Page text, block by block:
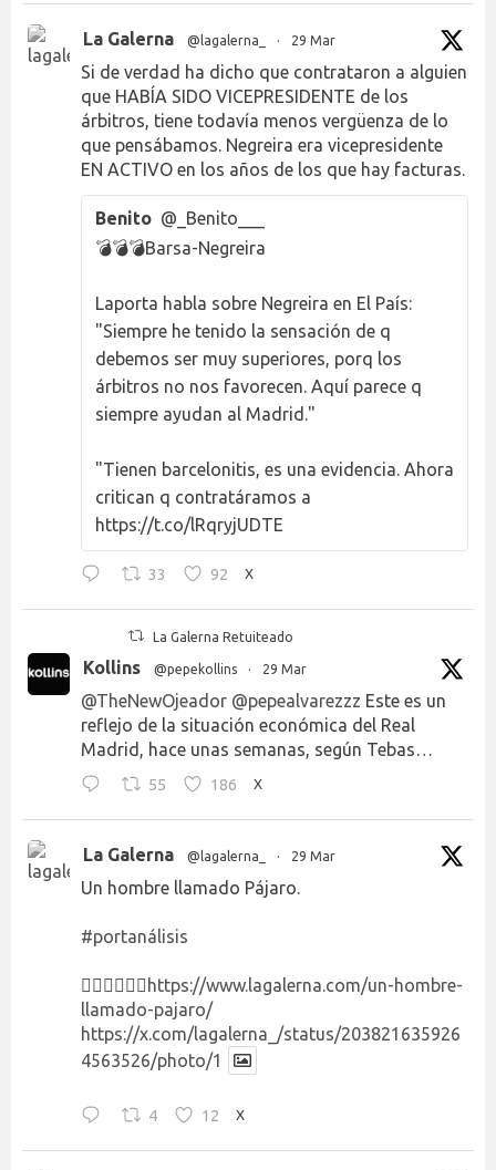
La Galerna @lagalerna_ · 29 Mar
Si de verdad ha dicho que contrataron a alguien
que HABÍA SIDO VICEPRESIDENTE de los
árbitros, tiene todavía menos vergüenza de lo
que pensábamos. Negreira era vicepresidente
EN ACTIVO en los años de los que hay facturas.
Benito @_Benito___
💣💣💣Barsa-Negreira
Laporta habla sobre Negreira en El País:
"Siempre he tenido la sensación de q
debemos ser muy superiores, porq los
árbitros no nos favorecen. Aquí parece q
siempre ayudan al Madrid."
"Tienen barcelonitis, es una evidencia. Ahora
critican q contratáramos a
https://t.co/lRqryjUDTE
33 92 X
La Galerna Retuiteado
Kollins @pepekollins · 29 Mar
@TheNewOjeador @pepealvarezzz Este es un
reflejo de la situación económica del Real
Madrid, hace unas semanas, según Tebas…
55 186 X
La Galerna @lagalerna_ · 29 Mar
Un hombre llamado Pájaro.
#portanálisis
👉🏻👉🏻👉🏻 https://www.lagalerna.com/un-hombre-
llamado-pajaro/
https://x.com/lagalerna_/status/203821635926
4563526/photo/1
4 12 X